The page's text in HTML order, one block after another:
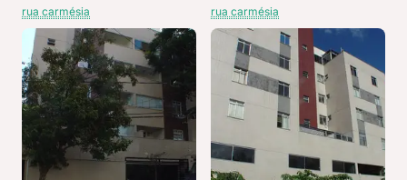
rua carmésia rua carmésia